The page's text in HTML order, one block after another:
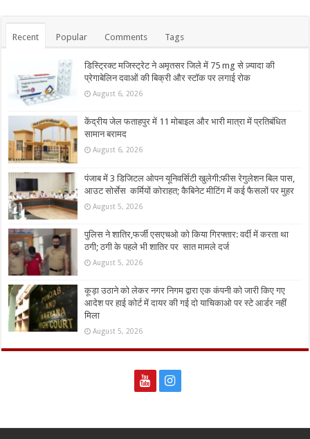
Recent Popular Comments Tags
डिस्ट्रिक्ट मजिस्ट्रेट ने अमृतसर जिले में 75 mg से ज़्यादा की
प्रेगाबेलिन दवाओं की बिक्री और स्टॉक पर लगाई रोक
August 6, 2026
केंद्रीय जेल फताहपुर में 11 मोबाइल और भारी मात्रा में प्रतिबंधित
सामान बरामद
August 6, 2026
पंजाब में 3 डिजिटल ओपन यूनिवर्सिटी खुलेगी:फीस रेगुलेशन बिल पास,
आउट सोर्सेस कर्मियों कोराहत; कैबिनेट मीटिंग में कई फैसलों पर मुहर
August 5, 2026
पुलिस ने शातिर,फर्जी एसएचओ को किया गिरफ्तार: वर्दी में करता था
ठगी; ठगी के पहले भी शातिर पर सात मामले दर्ज
August 5, 2026
कूड़ा उठाने को लेकर नगर निगम द्वारा एक कंपनी को जारी किए गए
आदेश पर हाई कोर्ट में दायर की गई दो याचिकाओ पर स्टे आर्डर नहीं
मिला
August 5, 2026